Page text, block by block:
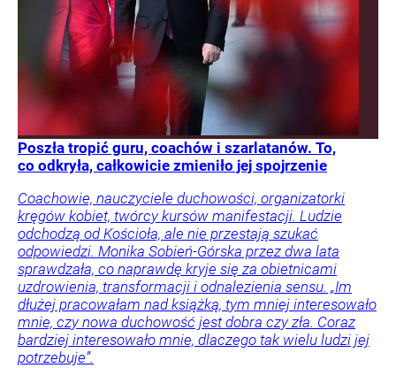
Poszła tropić guru, coachów i szarlatanów. To,
co odkryła, całkowicie zmieniło jej spojrzenie
Coachowie, nauczyciele duchowości, organizatorki
kręgów kobiet, twórcy kursów manifestacji. Ludzie
odchodzą od Kościoła, ale nie przestają szukać
odpowiedzi. Monika Sobień-Górska przez dwa lata
sprawdzała, co naprawdę kryje się za obietnicami
uzdrowienia, transformacji i odnalezienia sensu. „Im
dłużej pracowałam nad książką, tym mniej interesowało
mnie, czy nowa duchowość jest dobra czy zła. Coraz
bardziej interesowało mnie, dlaczego tak wielu ludzi jej
potrzebuje”.